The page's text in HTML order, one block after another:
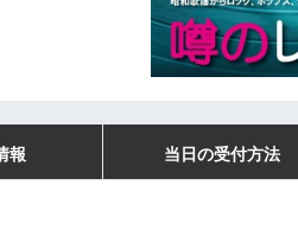
報 当日の受付方法